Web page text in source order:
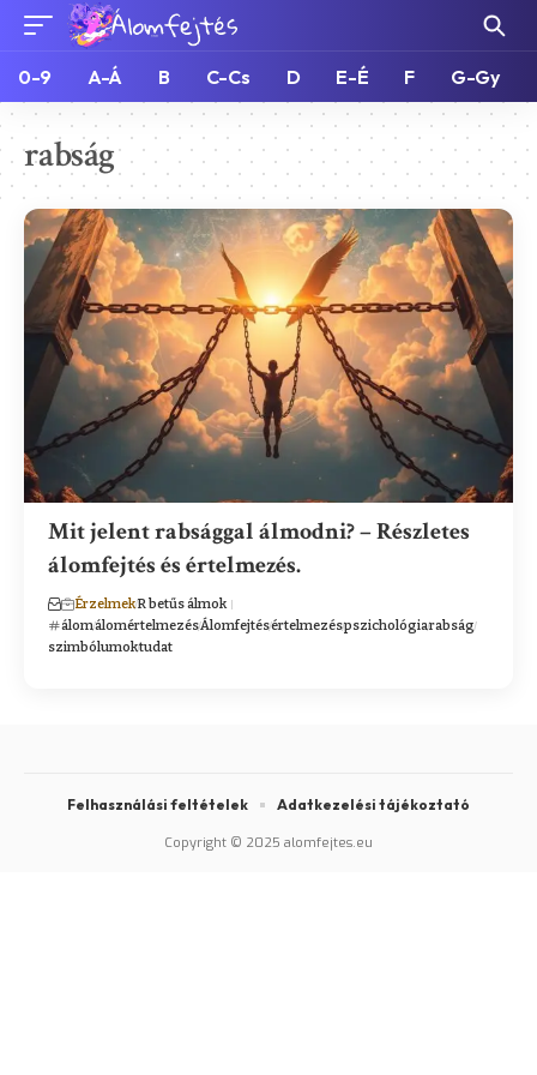
0-9 A-Á B C-Cs D E-É F G-Gy
rabság
Mit jelent rabsággal álmodni? – Részletes
álomfejtés és értelmezés.
ÉrzelmekR betűs álmok
álomálomértelmezésÁlomfejtésértelmezéspszichológiarabság
szimbólumoktudat
Copyright © 2025 alomfejtes.eu
Felhasználási feltételek Adatkezelési tájékoztató